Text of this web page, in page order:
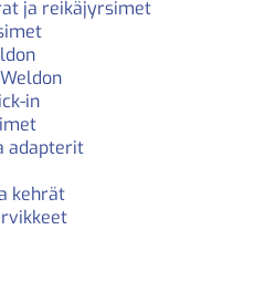
ja reikäjyrsimet
Weldon
in
adapterit
kehrät